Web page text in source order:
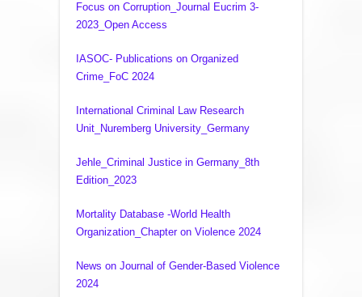
Focus on Corruption_Journal Eucrim 3-
2023_Open Access
IASOC- Publications on Organized
Crime_FoC 2024
International Criminal Law Research
Unit_Nuremberg University_Germany
Jehle_Criminal Justice in Germany_8th
Edition_2023
Mortality Database -World Health
Organization_Chapter on Violence 2024
News on Journal of Gender-Based Violence
2024